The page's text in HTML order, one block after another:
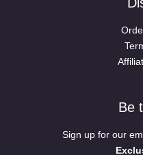
Be
Sign up for our